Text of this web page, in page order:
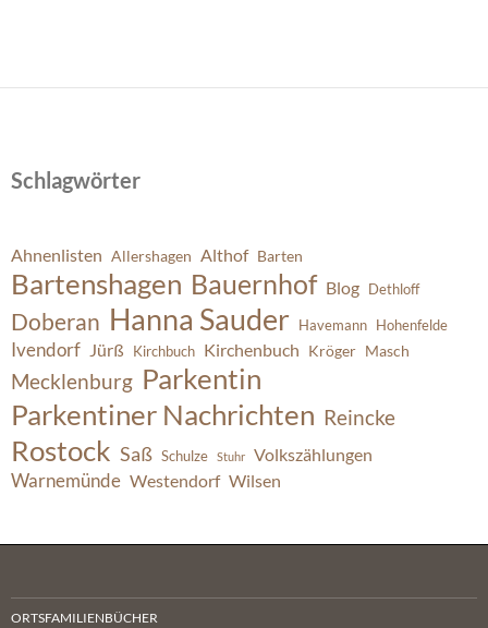
Schlagwörter
Ahnenlisten Allershagen Althof Barten
Bartenshagen Bauernhof Blog Dethloff
Doberan Hanna Sauder Havemann Hohenfelde
Ivendorf Jürß Kirchbuch Kirchenbuch Kröger Masch
Mecklenburg Parkentin
Parkentiner Nachrichten Reincke
Rostock Saß Schulze Stuhr Volkszählungen
Warnemünde Westendorf Wilsen
ORTSFAMILIENBÜCHER